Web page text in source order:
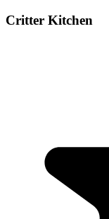
Critter Kitchen